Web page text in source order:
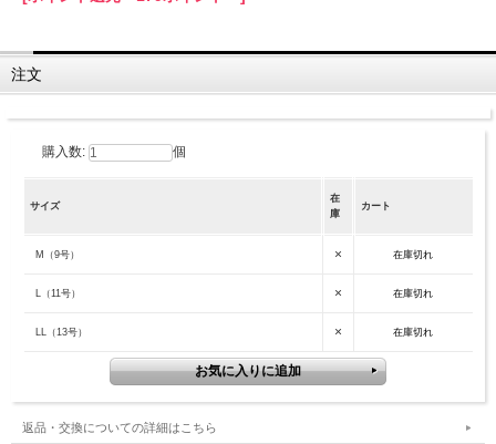
注文
購入数: 個
サイズ
在
庫
カート
M（9号） × 在庫切れ
L（11号） × 在庫切れ
LL（13号） × 在庫切れ
返品・交換についての詳細はこちら